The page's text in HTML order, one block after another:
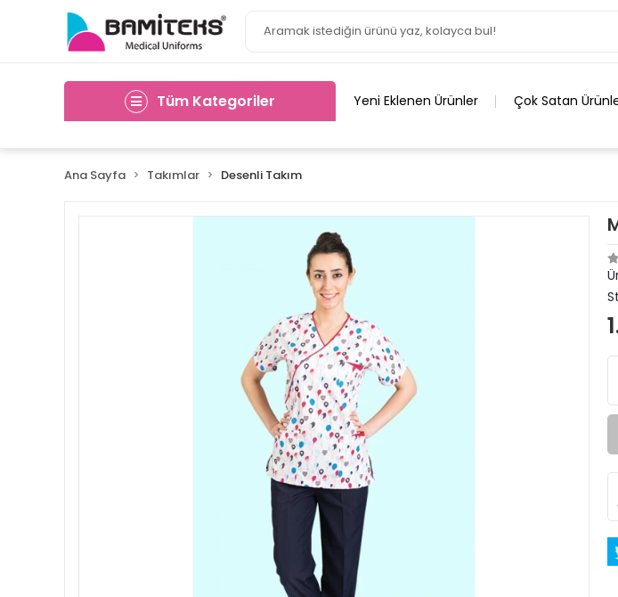
Tüm Kategoriler Yeni Eklenen Ürünler Çok Satan
Ana Sayfa Takımlar Desenli Takım